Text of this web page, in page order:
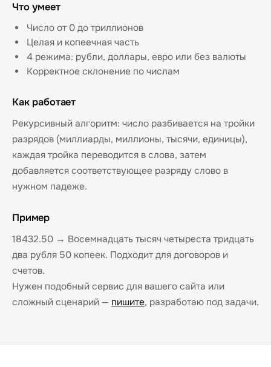
Что умеет
Число от 0 до триллионов
Целая и копеечная часть
4 режима: рубли, доллары, евро или без валюты
Корректное склонение по числам
Как работает
Рекурсивный алгоритм: число разбивается на тройки
разрядов (миллиарды, миллионы, тысячи, единицы),
каждая тройка переводится в слова, затем
добавляется соответствующее разряду слово в
нужном падеже.
Пример
18432.50 → Восемнадцать тысяч четыреста тридцать
два рубля 50 копеек. Подходит для договоров и
счетов.
Нужен подобный сервис для вашего сайта или
сложный сценарий — пишите, разработаю под задачи.